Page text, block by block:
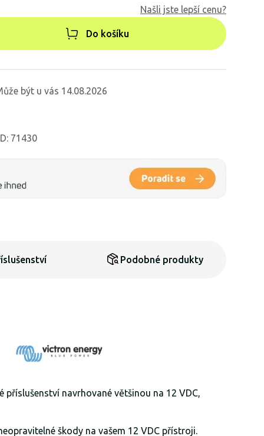
Našli jste lepší cenu?
Do košíku
být u vás 14.08.2026
71430
Podobné produkty
navrhované většinou na 12 VDC,
škody na vašem 12 VDC přístroji.